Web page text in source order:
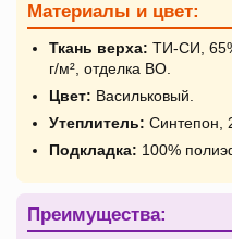
Материалы и цвет:
Ткань верха: ТИ-СИ,
г/м², отделка ВО.
Цвет: Васильковый.
Утеплитель: Синтепон,
Подкладка: 100%
Преимущества: